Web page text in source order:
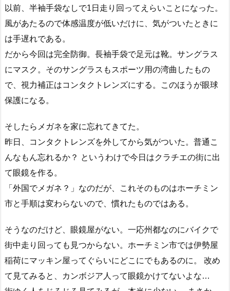
以前、半袖手袋なしで1日走り回ってえらいことになった。
風があたるので体感温度が低いだけに、気がついたときに
は手遅れである。
だから今回は完全防御。長袖手袋で足元は靴。サングラス
にマスク。そのサングラスもスポーツ用の湾曲したもの
で、視力補正はコンタクトレンズにする。このほうが眼球
保護になる。
そしたらメガネを家に忘れてきてた。
昨日、コンタクトレンズを外してから気がついた。普通こ
んなもん忘れるか？ というわけで今日はクラチエの街に出
て眼鏡を作る。
「外国でメガネ？」なのだが、これそのものはホーチミン
市と手順は変わらないので、慣れたものではある。
そうなのだけど、眼鏡屋がない。一応州都なのにバイクで
街中走り回っても見つからない。ホーチミン市では伊勢屋
稲荷にマッキン屋ってぐらいにどこにでもあるのに。 改め
て見てみると、カンボジア人って眼鏡かけてないよな…